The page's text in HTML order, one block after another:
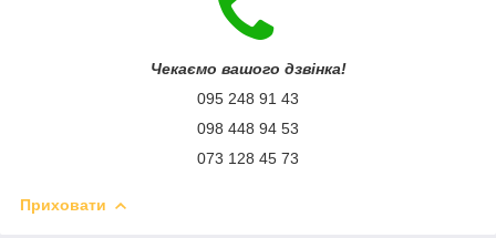
Чекаємо вашого дзвінка!
095 248 91 43
098 448 94 53
073 128 45 73
Приховати